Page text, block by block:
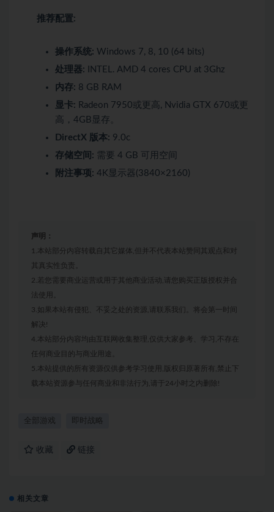
推荐配置:
操作系统: Windows 7, 8, 10 (64 bits)
处理器: INTEL. AMD 4 cores CPU at 3Ghz
内存: 8 GB RAM
显卡: Radeon 7950或更高, Nvidia GTX 670或更
高，4GB显存。
DirectX 版本: 9.0c
存储空间: 需要 4 GB 可用空间
附注事项: 4K显示器(3840×2160)
声明：
1.本站部分内容转载自其它媒体,但并不代表本站赞同其观点和对
其真实性负责。
2.若您需要商业运营或用于其他商业活动,请您购买正版授权并合
法使用。
3.如果本站有侵犯、不妥之处的资源,请联系我们。将会第一时间
解决!
4.本站部分内容均由互联网收集整理,仅供大家参考、学习,不存在
任何商业目的与商业用途。
5.本站提供的所有资源仅供参考学习使用,版权归原著所有,禁止下
载本站资源参与任何商业和非法行为,请于24小时之内删除!
全部游戏 即时战略
收藏 链接
相关文章